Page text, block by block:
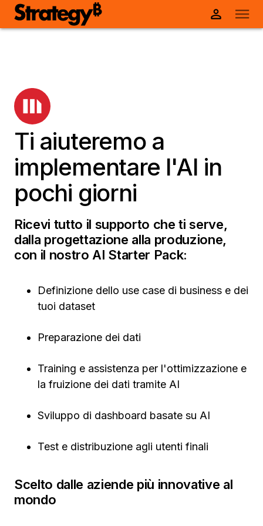
Ti aiuteremo a
implementare l'AI in
pochi giorni
Ricevi tutto il supporto che ti serve,
dalla progettazione alla produzione,
con il nostro AI Starter Pack:
Definizione dello use case di business e dei
tuoi dataset
Preparazione dei dati
Training e assistenza per l'ottimizzazione e
la fruizione dei dati tramite AI
Sviluppo di dashboard basate su AI
Test e distribuzione agli utenti finali
Scelto dalle aziende più innovative al
mondo